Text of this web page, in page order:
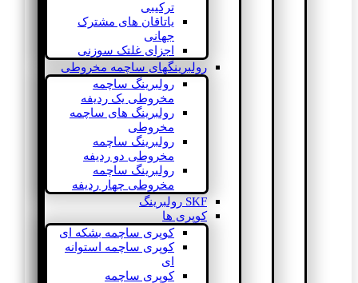
ترکیبی
یاتاقان های مشترک
جهانی
اجزای غلتک سوزنی
رولبرینگهای ساچمه مخروطی
رولبرینگ ساچمه
مخروطی یک ردیفه
رولبرینگ های ساچمه
مخروطی
رولبرینگ ساچمه
مخروطی دو ردیفه
رولبرینگ ساچمه
مخروطی چهار ردیفه
SKF رولبرینگ
کوپری ها
کوپری ساچمه بشکه ای
کوپری ساچمه استوانه
ای
کوپری ساچمه